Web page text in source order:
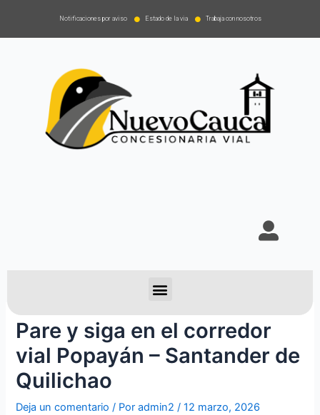
Notificaciones por aviso Estado de la via Trabaja con nosotros
Pare y siga en el corredor
vial Popayán – Santander de
Quilichao
Deja un comentario / Poradmin2 /12 marzo, 2026